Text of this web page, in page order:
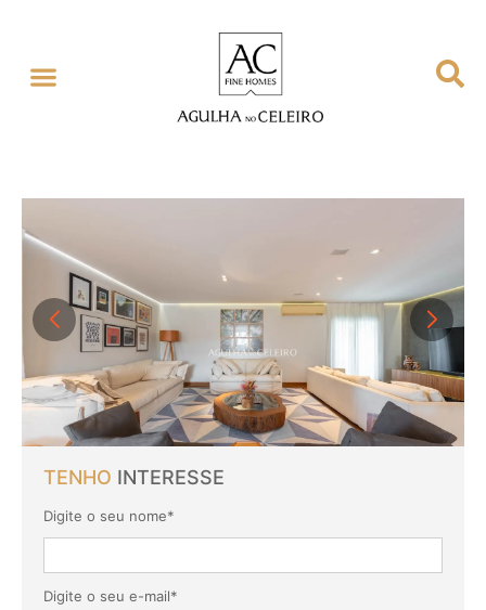
TENHO INTERESSE
Digite o seu nome*
Digite o seu e-mail*